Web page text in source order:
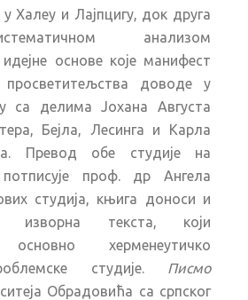
Халеу и Лајпцигу, док друга
анализом
идејне основе које манифест
просветитељства доводе у
са делима Јохана Августа
Бејла, Лесинга и Карла
Превод обе студије на
проф. др Ангела
студија, књига доноси и
изворна текста, који
основно херменеутичко
студије. Писмо
Обрадовића са српског